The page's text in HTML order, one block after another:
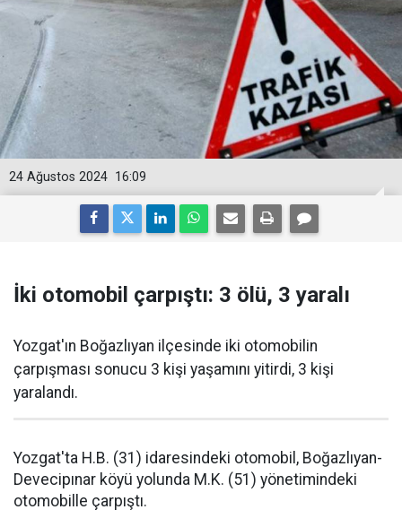
16:09
24 Ağustos 2024
İki otomobil çarpıştı: 3 ölü, 3 yaralı
Yozgat'ın Boğazlıyan ilçesinde iki otomobilin
çarpışması sonucu 3 kişi yaşamını yitirdi, 3 kişi
yaralandı.
Yozgat'ta H.B. (31) idaresindeki otomobil, Boğazlıyan-
Devecipınar köyü yolunda M.K. (51) yönetimindeki
otomobille çarpıştı.